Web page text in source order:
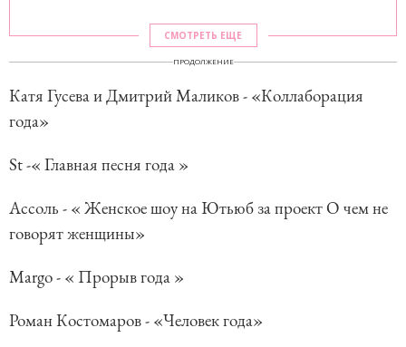
СМОТРЕТЬ ЕЩЕ
ПРОДОЛЖЕНИЕ
Катя Гусева и Дмитрий Маликов - «Коллаборация
года»
St -« Главная песня года »
Ассоль - « Женское шоу на Ютьюб за проект О чем не
говорят женщины»
Margo - « Прорыв года »
Роман Костомаров - «Человек года»